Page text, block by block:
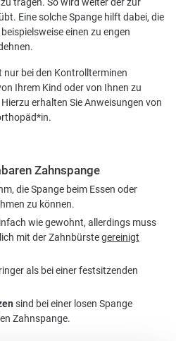
Eine solche Spange hilft dabei, die
einen zu engen
nur bei den Kontrollterminen
Ihrem Kind oder von Ihnen zu
erhalten Sie Anweisungen von
Zahnspange
die Spange beim Essen oder
zu können.
wie gewohnt, allerdings muss
mit der Zahnbürstegereinigt
als bei einer festsitzenden
sind bei einer losen Spange
Zahnspange.